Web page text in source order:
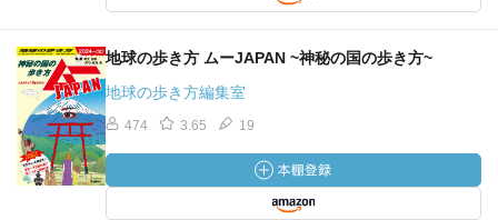
地球の歩き方 ムーJAPAN ~神秘の国の歩き方~
地球の歩き方編集室
474 3.65 19